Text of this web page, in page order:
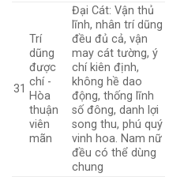
31
Trí
dũng
được
chí -
Hòa
thuận
viên
mãn
Đại Cát: Vận thủ
lĩnh, nhân trí dũng
đều đủ cả, vận
may cát tường, ý
chí kiên định,
không hề dao
động, thống lĩnh
số đông, danh lợi
song thu, phú quý
vinh hoa. Nam nữ
đều có thể dùng
chung